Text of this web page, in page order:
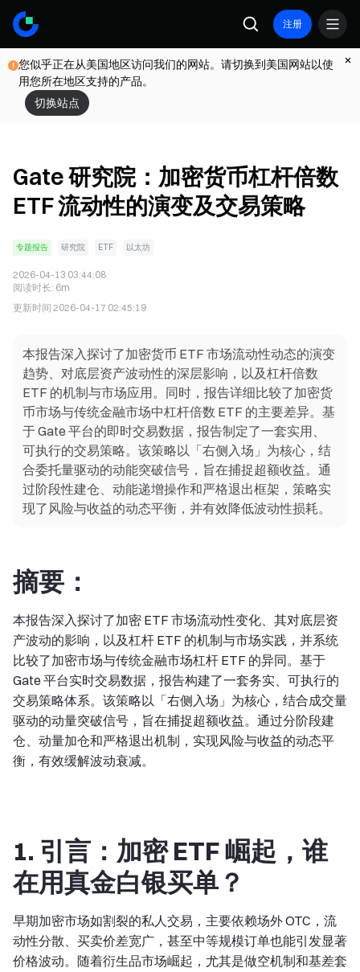
注册
您似乎正在从美国地区访问我们的网站。请切换到美国网站以使
用您所在地区支持的产品。
切换站点
Gate 研究院：加密货币杠杆倍数
ETF 流动性的演变及交易策略
专题报告 研究院 ETF 以太坊
2026-04-13 03:44:08
阅读时长: 6m
更新时间 2026-04-17 02:45:19
本报告深入探讨了加密货币 ETF 市场流动性动态的演变
趋势、对底层资产波动性的深层影响，以及杠杆倍数
ETF 的机制与市场应用。同时，报告详细比较了加密货
币市场与传统金融市场中杠杆倍数 ETF 的主要差异。基
于 Gate 平台的即时交易数据，报告制定了一套实用、
可执行的交易策略。该策略以「右侧入场」为核心，结
合委托量驱动的动能突破信号，旨在捕捉超额收益。通
过阶段性建仓、动能递增操作和严格退出框架，策略实
现了风险与收益的动态平衡，并有效降低波动性损耗。
摘要：
本报告深入探讨了加密 ETF 市场流动性变化、其对底层资
产波动的影响，以及杠杆 ETF 的机制与市场实践，并系统
比较了加密市场与传统金融市场杠杆 ETF 的异同。基于
Gate 平台实时交易数据，报告构建了一套务实、可执行的
交易策略体系。该策略以「右侧入场」为核心，结合成交量
驱动的动量突破信号，旨在捕捉超额收益。通过分阶段建
仓、动量加仓和严格退出机制，实现风险与收益的动态平
衡，有效缓解波动衰减。
1. 引言：加密 ETF 崛起，谁
在用真金白银买单？
早期加密市场如割裂的私人交易，主要依赖场外 OTC，流
动性分散、买卖价差宽广，甚至中等规模订单也能引发显著
价格波动。随着衍生品市场崛起，尤其是做空机制和基差套